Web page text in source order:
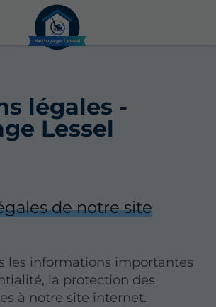
légales -
Lessel
de notre site
les informations importantes
la protection des
à notre site internet.